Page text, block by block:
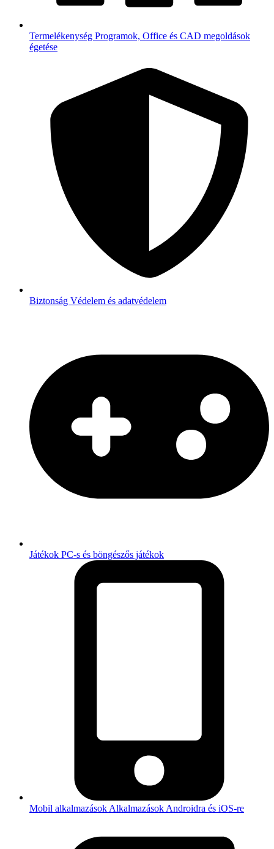
Termelékenység Programok, Office és CAD megoldások
égetése
Biztonság Védelem és adatvédelem
Játékok PC-s és böngészős játékok
Mobil alkalmazások Alkalmazások Androidra és iOS-re